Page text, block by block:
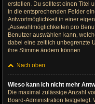
erstellen. Du solltest einen Titel
in die entsprechenden Felder
Antwortmöglichkeit in einer
„Auswahlmöglichkeiten pro
Benutzer auswählen kann,
dabei eine zeitlich unbegrenzte
ihre Stimme ändern können.
Nach oben
Wieso kann ich nicht mehr
Die maximal zulässige Anzahl
Board-Administration festgelegt.